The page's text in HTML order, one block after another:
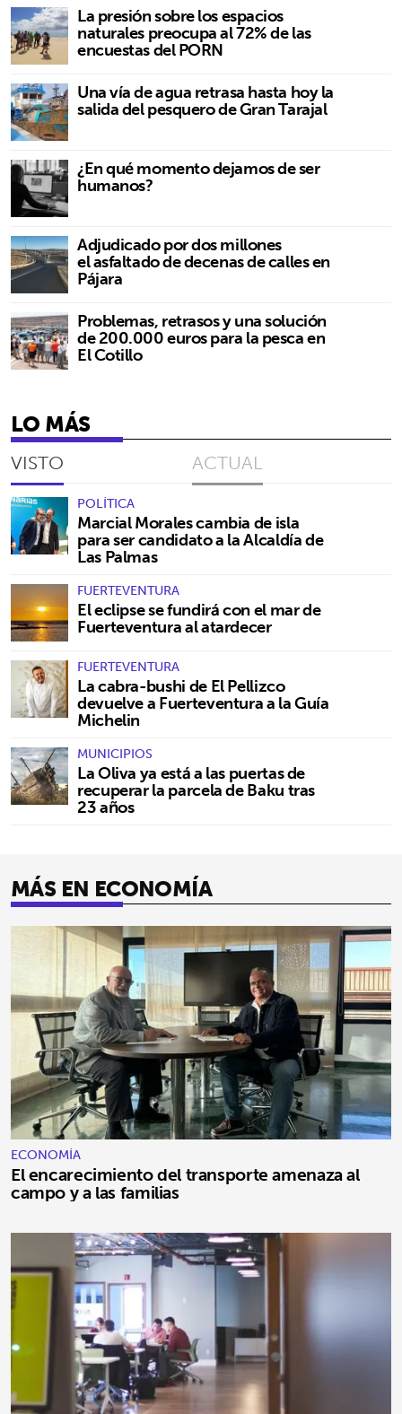
La presión sobre los espacios
naturales preocupa al 72% de las
encuestas del PORN
Una vía de agua retrasa hasta hoy la
salida del pesquero de Gran Tarajal
¿En qué momento dejamos de ser
humanos?
Adjudicado por dos millones
el asfaltado de decenas de calles en
Pájara
Problemas, retrasos y una solución
de 200.000 euros para la pesca en
El Cotillo
LO MÁS
VISTO ACTUAL
POLÍTICA
Marcial Morales cambia de isla
para ser candidato a la Alcaldía de
Las Palmas
FUERTEVENTURA
El eclipse se fundirá con el mar de
Fuerteventura al atardecer
FUERTEVENTURA
La cabra-bushi de El Pellizco
devuelve a Fuerteventura a la Guía
Michelin
MUNICIPIOS
La Oliva ya está a las puertas de
recuperar la parcela de Baku tras
23 años
MÁS EN ECONOMÍA
ECONOMÍA
El encarecimiento del transporte amenaza al
campo y a las familias